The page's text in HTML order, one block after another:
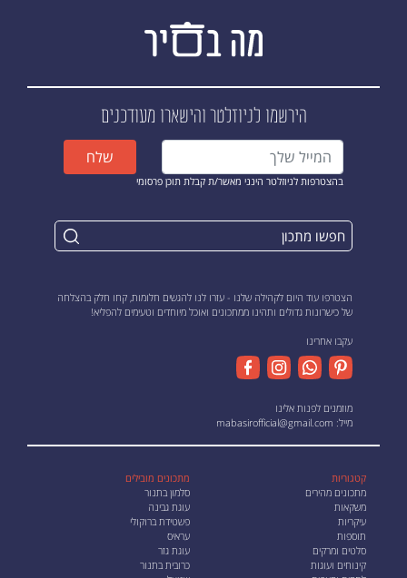
הירשמו לניוזלטרוהישארו מעודכנים
בהצטרפות לניוזלטר הינני מאשר/ת קבלת תוכן פרסומי
שלח
הצטרפו עוד היום לקהילה שלנו - עזרו לנו להגשים חלומות, קחו חלק בהצלחה
של כישרונות גדולים ותהינו ממתכונים ואוכל מיוחדים וטעימים להפליא!
עקבו אחרינו
מוזמנים לפנות אלינו
מייל: mabasirofficial@gmail.com
קטגוריות
מתכונים מהירים
משקאות
עיקריות
תוספות
סלטים ומרקים
קינוחים ועוגות
מתכונים מובילים
סלמון בתנור
עוגת גבינה
פשטידת ברוקולי
עראיס
עוגת גזר
כרובית בתנור